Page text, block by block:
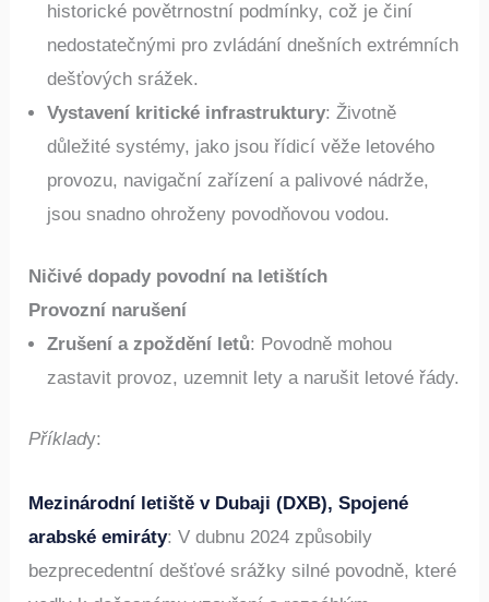
historické povětrnostní podmínky, což je činí
nedostatečnými pro zvládání dnešních extrémních
dešťových srážek.
Vystavení kritické infrastruktury: Životně
důležité systémy, jako jsou řídicí věže letového
provozu, navigační zařízení a palivové nádrže,
jsou snadno ohroženy povodňovou vodou.
Ničivé dopady povodní na letištích
Provozní narušení
Zrušení a zpoždění letů: Povodně mohou
zastavit provoz, uzemnit lety a narušit letové řády.
Příklady:
Mezinárodní letiště v Dubaji (DXB), Spojené
arabské emiráty: V dubnu 2024 způsobily
bezprecedentní dešťové srážky silné povodně, které